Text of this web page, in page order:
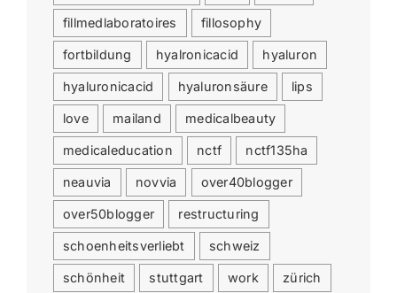
fillmedlaboratoires fillosophy
fortbildung hyalronicacid hyaluron
hyaluronicacid hyaluronsäure lips
love mailand medicalbeauty
medicaleducation nctf nctf135ha
neauvia novvia over40blogger
over50blogger restructuring
schoenheitsverliebt schweiz
schönheit stuttgart work zürich